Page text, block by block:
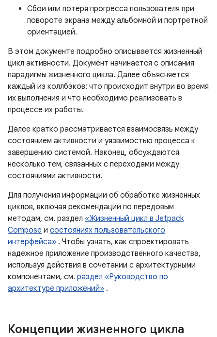
Сбои или потеря прогресса пользователя при
повороте экрана между альбомной и портретной
ориентацией.
В этом документе подробно описывается жизненный
цикл активности. Документ начинается с описания
парадигмы жизненного цикла. Далее объясняется
каждый из коллбэков: что происходит внутри во время
их выполнения и что необходимо реализовать в
процессе их работы.
Далее кратко рассматривается взаимосвязь между
состоянием активности и уязвимостью процесса к
завершению системой. Наконец, обсуждаются
несколько тем, связанных с переходами между
состояниями активности.
Для получения информации об обработке жизненных
циклов, включая рекомендации по передовым
методам, см. раздел «Жизненный цикл в Jetpack
Compose и состояниях пользовательского
интерфейса» . Чтобы узнать, как спроектировать
надежное приложение производственного качества,
используя действия в сочетании с архитектурными
компонентами, см. раздел «Руководство по
архитектуре приложений» .
Концепции жизненного цикла